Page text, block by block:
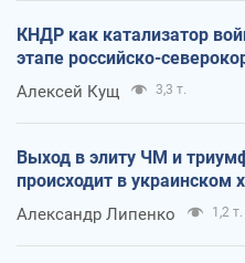
КНДР как катализатор
этапе российско-
Алексей Кущ 3,3 т.
Выход в элиту ЧМ и
происходит в украинском
Александр Липенко 1,2 т.